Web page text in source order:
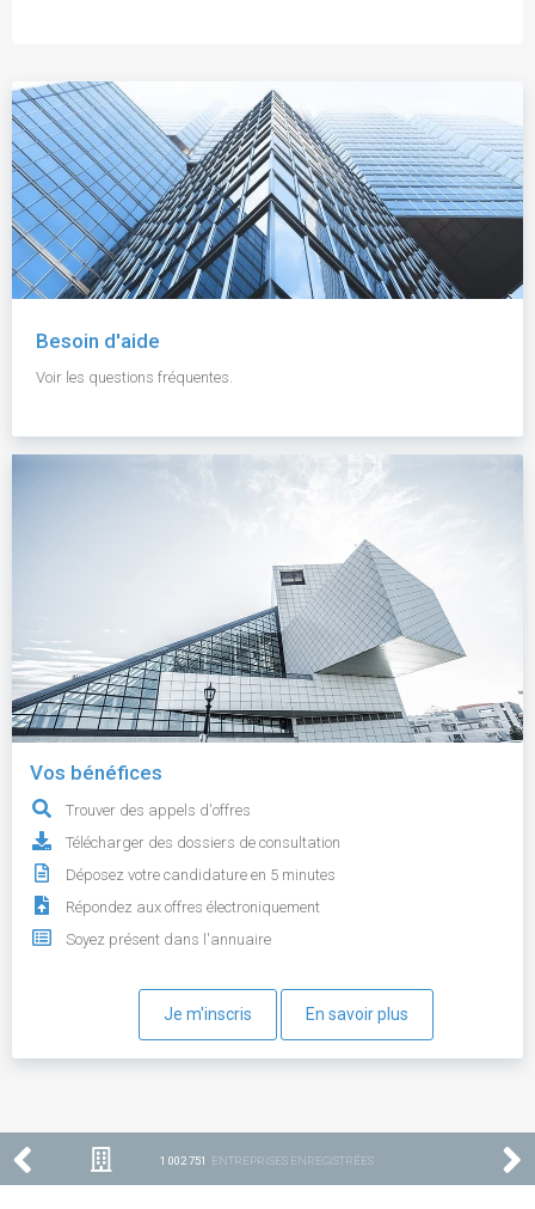
Besoin d'aide
Voir les questions fréquentes.
Vos bénéfices
Trouver des appels d'offres
Télécharger des dossiers de consultation
Déposez votre candidature en 5 minutes
Répondez aux offres électroniquement
Soyez présent dans l'annuaire
Je m'inscris En savoir plus
1 002 751 ENTREPRISES ENREGISTRÉES